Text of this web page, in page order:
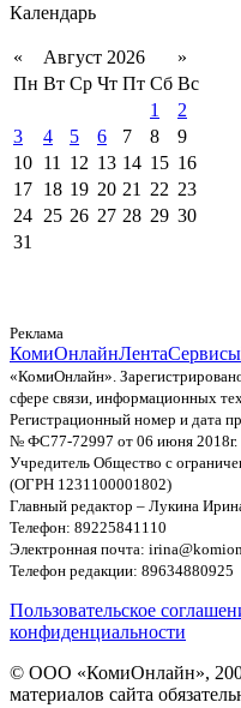
Календарь
« Август 2026
»
Пн Вт Ср Чт Пт Сб Вс
1
2
3
4 5 6 7 8
9
10 11 12 13 14 15 16
17 18 19 20 21 22 23
24 25 26 27 28 29 30
31
Реклама
КомиОнлайнЛентаСервисы
«КомиОнлайн».
сфере связи, информационных
Регистрационный номер и дата
№ ФС77-72997 от 06 июня 2018г.
Учредитель Общество с
(ОГРН 1231100001802)
Главный редактор – Лукина
Телефон: 89225841110
Электронная почта:
Телефон редакции: 89634880925
Пользовательское
конфиденциальности
© ООО «КомиОнлайн»,
материалов сайта